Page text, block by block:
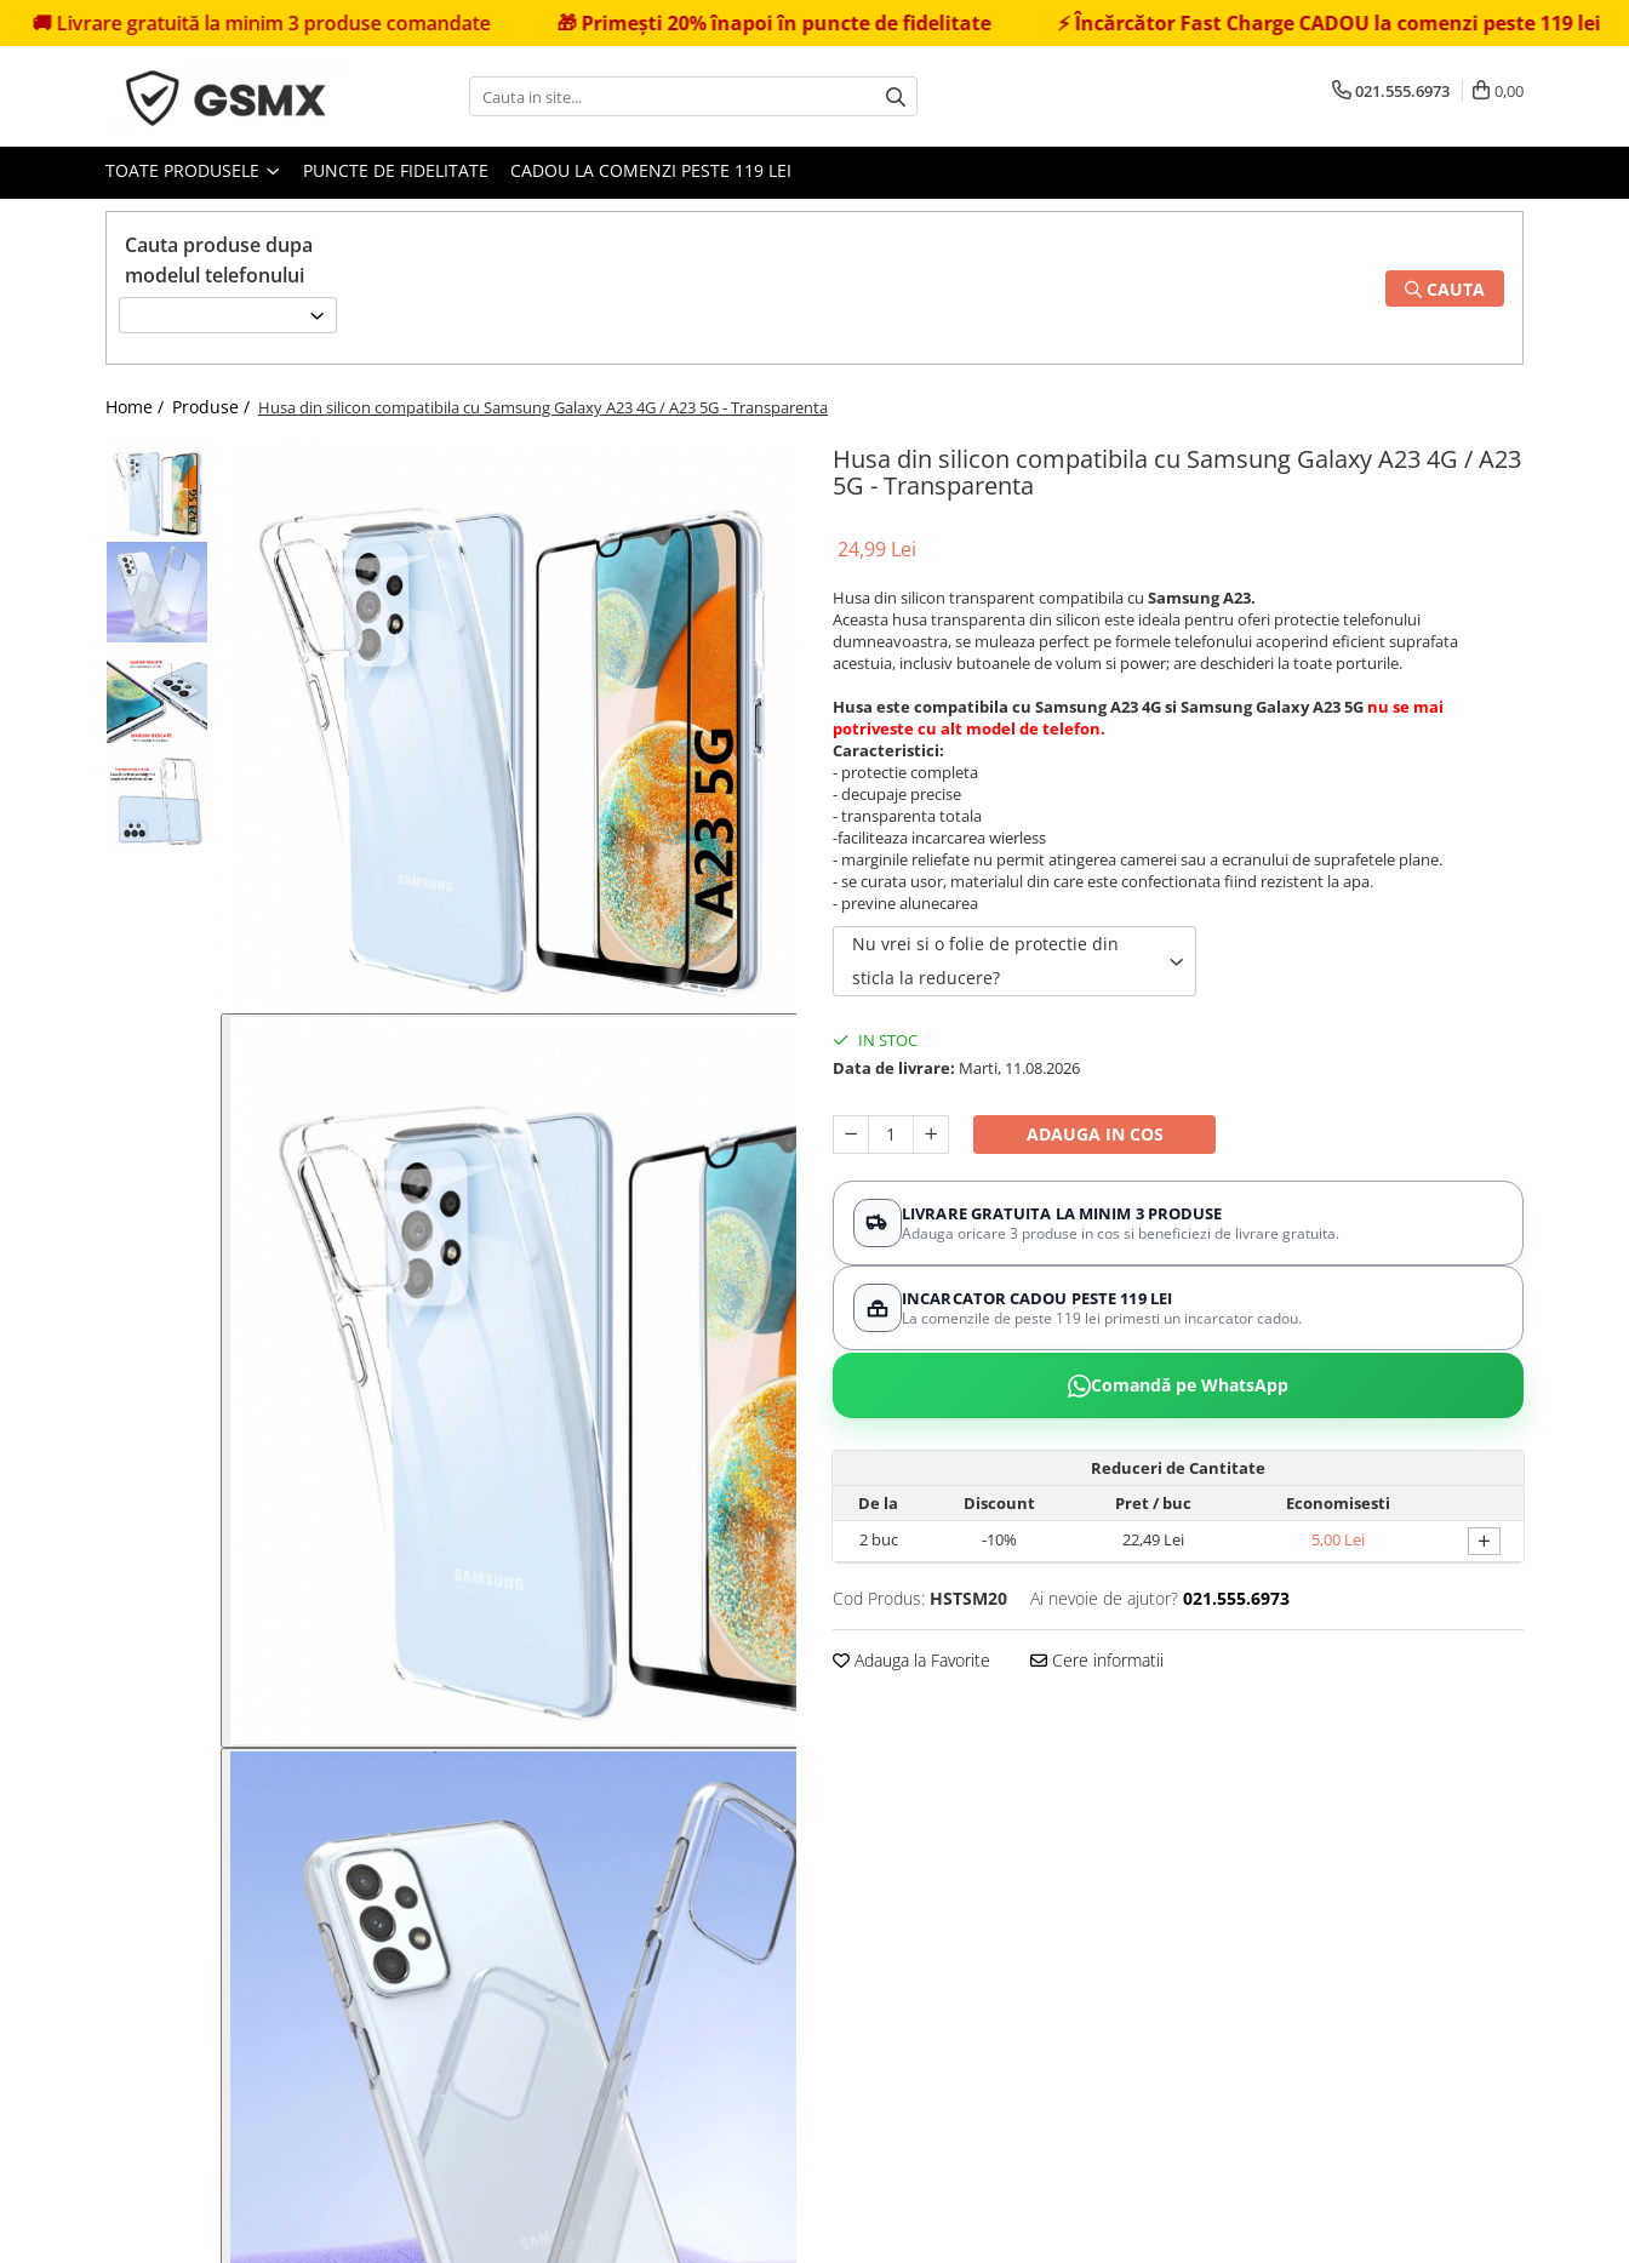
gratuită la minim 3 produse comandate 🎁Primești 20% înapoi în puncte de fidelitate ⚡Încărcător Fast Charge CADOU la comenzi peste 119 lei ⏱️
Toate Produsele
Folii de protectie
Folii Samsung
Folii Iphone
Folii Blackview
Folii Realme
Folii sticla ZTE
Huse Telefoane
Huse Samsung
Huse Iphone
Huse Xiaomi
Huse Motorola
021.555.6973 0,00
TOATE PRODUSELE PUNCTE DE FIDELITATE CADOU LA COMENZI PESTE 119 LEI
Cauta produse dupa
modelul telefonului
CAUTA
Home / Produse / Husa din silicon compatibila cu Samsung Galaxy A23 4G / A23 5G - Transparenta
Husa din silicon compatibila cu Samsung Galaxy A23 4G / A23
5G - Transparenta
24,99 Lei
Husa din silicon transparent compatibila cu Samsung A23.
Aceasta husa transparenta din silicon este ideala pentru oferi protectie telefonului
dumneavoastra, se muleaza perfect pe formele telefonului acoperind eficient suprafata
acestuia, inclusiv butoanele de volum si power; are deschideri la toate porturile.
Husa este compatibila cu Samsung A23 4G si Samsung Galaxy A23 5G nu se mai
potriveste cu alt model de telefon.
Caracteristici:
- protectie completa
- decupaje precise
- transparenta totala
-faciliteaza incarcarea wierless
- marginile reliefate nu permit atingerea camerei sau a ecranului de suprafetele plane.
- se curata usor, materialul din care este confectionata fiind rezistent la apa.
- previne alunecarea
Nu vrei si o folie de protectie din
sticla la reducere?
IN STOC
Data de livrare: Marti, 11.08.2026
ADAUGA IN COS
LIVRARE GRATUITA LA MINIM 3 PRODUSE
Adauga oricare 3 produse in cos si beneficiezi de livrare gratuita.
INCARCATOR CADOU PESTE 119 LEI
La comenzile de peste 119 lei primesti un incarcator cadou.
Comandă pe WhatsApp
Reduceri de Cantitate
De la
Discount Pret/ buc
Economisesti
2buc -10% 22,49 Lei 5,00 Lei +
Cod Produs: HSTSM20 Ai nevoie de ajutor? 021.555.6973
Adauga la Favorite Cere informatii